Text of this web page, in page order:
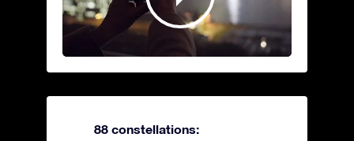
88 constellations: